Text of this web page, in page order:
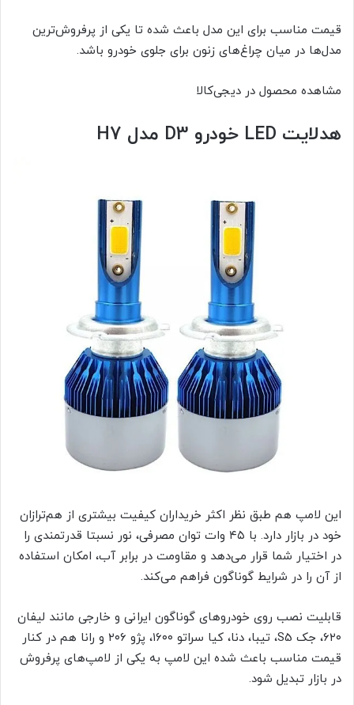
قیمت مناسب برای این مدل باعث شده تا یکی از پرفروش‌ترین
مدل‌ها در میان چراغ‌های زنون برای جلوی خودرو باشد.
مشاهده محصول در دیجی‌کالا
هدلایت LED خودرو D3 مدل H7
این لامپ هم طبق نظر اکثر خریداران کیفیت بیشتری از هم‌ترازان
خود در بازار دارد. با ۴۵ وات توان مصرفی، نور نسبتا قدرتمندی را
در اختیار شما قرار می‌دهد و مقاومت در برابر آب، امکان استفاده
از آن را در شرایط گوناگون فراهم می‌کند.
قابلیت نصب روی خودروهای گوناگون ایرانی و خارجی مانند لیفان
۶۲۰، جک S5، تیبا، دنا، کیا سراتو ۱۶۰۰، پژو ۲۰۶ و رانا هم در کنار
قیمت مناسب باعث شده این لامپ به یکی از لامپ‌های پرفروش
در بازار تبدیل شود.